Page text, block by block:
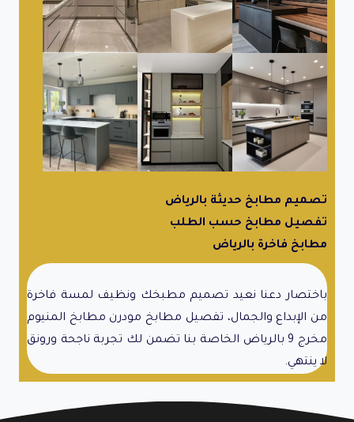
تصميم مطابخ حديثة بالرياض
تفصيل مطابخ حسب الطلب
مطابخ فاخرة بالرياض
باختصار دعنا نعيد تصميم مطبخك ونظيف لمسة فاخرة
من الإبداع والجمال، تفصيل مطابخ مودرن مطابخ المنيوم
مخرج 9 بالرياض الخاصة بنا تضمن لك تجربة ناجحة ورونق
لا ينتهي.